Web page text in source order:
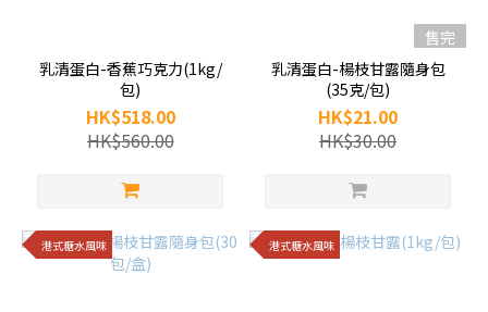
乳清蛋白-香蕉巧克力(1kg/
包)
HK$518.00
HK$560.00
售完
乳清蛋白-楊枝甘露隨身包
(35克/包)
HK$21.00
HK$30.00
港式糖水風味 港式糖水風味